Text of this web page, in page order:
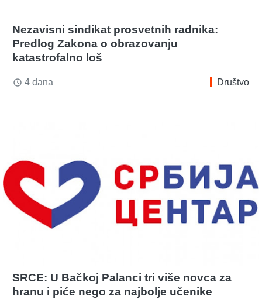
Nezavisni sindikat prosvetnih radnika:
Predlog Zakona o obrazovanju
katastrofalno loš
access_time 4 dana Društvo
SRCE: U Bačkoj Palanci tri više novca za
hranu i piće nego za najbolje učenike